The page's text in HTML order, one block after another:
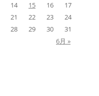
14 15 16
17
21 22 23
24
28 29 30
31
6月 »